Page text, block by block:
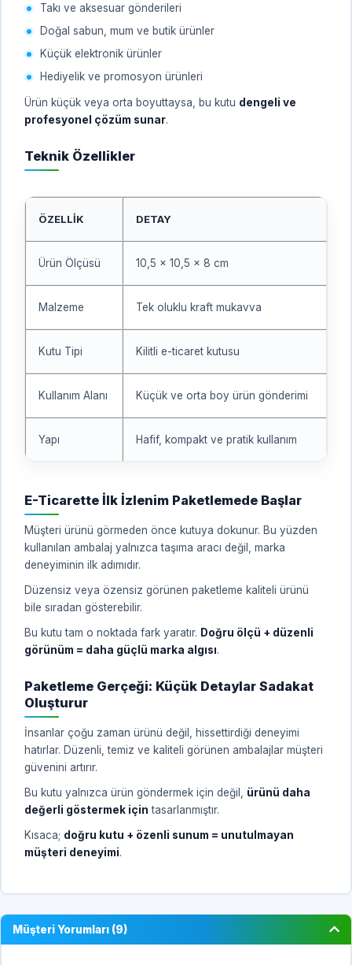
Takı ve aksesuar gönderileri
Doğal sabun, mum ve butik ürünler
Küçük elektronik ürünler
Hediyelik ve promosyon ürünleri
Ürün küçük veya orta boyuttaysa, bu kutu dengeli ve
profesyonel çözüm sunar.
Teknik Özellikler
ÖZELLIK DETAY
Ürün Ölçüsü 10,5 x 10,5 x 8 cm
Malzeme Tek oluklu kraft mukavva
Kutu Tipi Kilitli e-ticaret kutusu
Kullanım Alanı Küçük ve orta boy ürün gönderimi
Yapı Hafif, kompakt ve pratik kullanım
E-Ticarette İlk İzlenim Paketlemede Başlar
Müşteri ürünü görmeden önce kutuya dokunur. Bu yüzden
kullanılan ambalaj yalnızca taşıma aracı değil, marka
deneyiminin ilk adımıdır.
Düzensiz veya özensiz görünen paketleme kaliteli ürünü
bile sıradan gösterebilir.
Bu kutu tam o noktada fark yaratır. Doğru ölçü + düzenli
görünüm = daha güçlü marka algısı.
Paketleme Gerçeği: Küçük Detaylar Sadakat
Oluşturur
İnsanlar çoğu zaman ürünü değil, hissettirdiği deneyimi
hatırlar. Düzenli, temiz ve kaliteli görünen ambalajlar müşteri
güvenini artırır.
Bu kutu yalnızca ürün göndermek için değil, ürünü daha
değerli göstermek için tasarlanmıştır.
Kısaca; doğru kutu + özenli sunum = unutulmayan
müşteri deneyimi.
Müşteri Yorumları (9)